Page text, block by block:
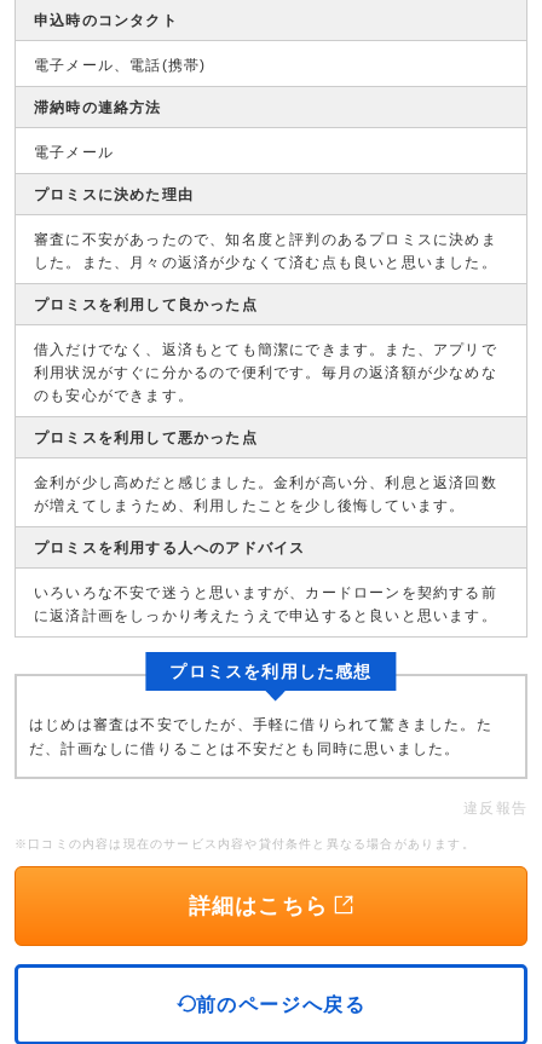
申込時のコンタクト
電子メール、電話(携帯)
滞納時の連絡方法
電子メール
プロミスに決めた理由
審査に不安があったので、知名度と評判のあるプロミスに決めま
した。また、月々の返済が少なくて済む点も良いと思いました。
プロミスを利用して良かった点
借入だけでなく、返済もとても簡潔にできます。また、アプリで
利用状況がすぐに分かるので便利です。毎月の返済額が少なめな
のも安心ができます。
プロミスを利用して悪かった点
金利が少し高めだと感じました。金利が高い分、利息と返済回数
が増えてしまうため、利用したことを少し後悔しています。
プロミスを利用する人へのアドバイス
いろいろな不安で迷うと思いますが、カードローンを契約する前
に返済計画をしっかり考えたうえで申込すると良いと思います。
プロミスを利用した感想
はじめは審査は不安でしたが、手軽に借りられて驚きました。た
だ、計画なしに借りることは不安だとも同時に思いました。
違反報告
※口コミの内容は現在のサービス内容や貸付条件と異なる場合があります。
詳細はこちら
前のページへ戻る